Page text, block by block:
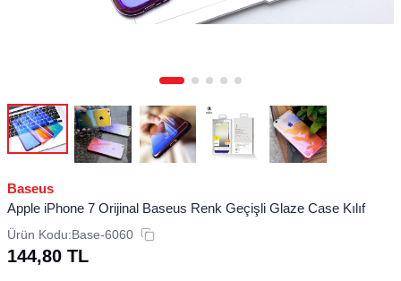
Baseus
Apple iPhone 7 Orijinal Baseus Renk Geçişli Glaze Case Kılıf
Ürün Kodu:Base-6060
144,80 TL